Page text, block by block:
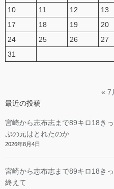
10
11 12 13
17
18 19 20
24
25 26 27
31
« 7
最近の投稿
宮崎から志布志まで89キロ18き
ぷの元はとれたのか
2026年8月4日
宮崎から志布志まで89キロ18き
終えて